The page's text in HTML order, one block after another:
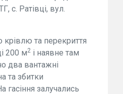
с. Ратівці, вул.
та перекриття
200 м2 і наявне там
два вантажні
та збитки
залучались